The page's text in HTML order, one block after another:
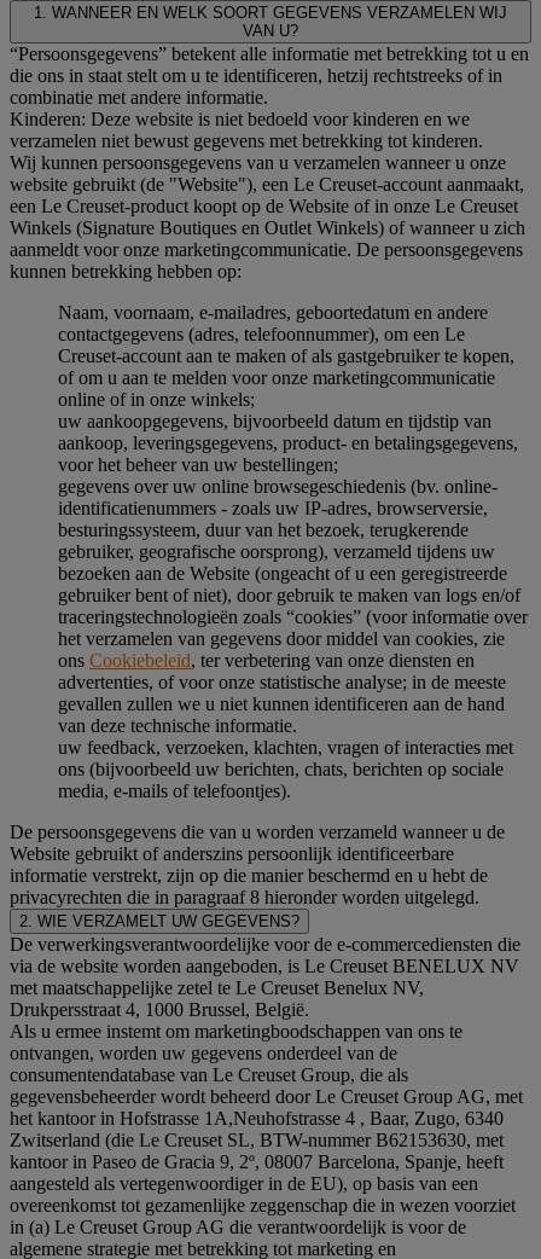
1. WANNEER EN WELK SOORT GEGEVENS VERZAMELEN WIJ
VAN U?
“Persoonsgegevens” betekent alle informatie met betrekking tot u en
die ons in staat stelt om u te identificeren, hetzij rechtstreeks of in
combinatie met andere informatie.
Kinderen: Deze website is niet bedoeld voor kinderen en we
verzamelen niet bewust gegevens met betrekking tot kinderen.
Wij kunnen persoonsgegevens van u verzamelen wanneer u onze
website gebruikt (de "Website"), een Le Creuset-account aanmaakt,
een Le Creuset-product koopt op de Website of in onze Le Creuset
Winkels (Signature Boutiques en Outlet Winkels) of wanneer u zich
aanmeldt voor onze marketingcommunicatie. De persoonsgegevens
kunnen betrekking hebben op:
Naam, voornaam, e-mailadres, geboortedatum en andere
contactgegevens (adres, telefoonnummer), om een Le
Creuset-account aan te maken of als gastgebruiker te kopen,
of om u aan te melden voor onze marketingcommunicatie
online of in onze winkels;
uw aankoopgegevens, bijvoorbeeld datum en tijdstip van
aankoop, leveringsgegevens, product- en betalingsgegevens,
voor het beheer van uw bestellingen;
gegevens over uw online browsegeschiedenis (bv. online-
identificatienummers - zoals uw IP-adres, browserversie,
besturingssysteem, duur van het bezoek, terugkerende
gebruiker, geografische oorsprong), verzameld tijdens uw
bezoeken aan de Website (ongeacht of u een geregistreerde
gebruiker bent of niet), door gebruik te maken van logs en/of
traceringstechnologieën zoals “cookies” (voor informatie over
het verzamelen van gegevens door middel van cookies, zie
ons Cookiebeleid, ter verbetering van onze diensten en
advertenties, of voor onze statistische analyse; in de meeste
gevallen zullen we u niet kunnen identificeren aan de hand
van deze technische informatie.
uw feedback, verzoeken, klachten, vragen of interacties met
ons (bijvoorbeeld uw berichten, chats, berichten op sociale
media, e-mails of telefoontjes).
De persoonsgegevens die van u worden verzameld wanneer u de
Website gebruikt of anderszins persoonlijk identificeerbare
informatie verstrekt, zijn op die manier beschermd en u hebt de
privacyrechten die in paragraaf 8 hieronder worden uitgelegd.
2. WIE VERZAMELT UW GEGEVENS?
De verwerkingsverantwoordelijke voor de e-commercediensten die
via de website worden aangeboden, is Le Creuset BENELUX NV
met maatschappelijke zetel te Le Creuset Benelux NV,
Drukpersstraat 4, 1000 Brussel, België.
Als u ermee instemt om marketingboodschappen van ons te
ontvangen, worden uw gegevens onderdeel van de
consumentendatabase van Le Creuset Group, die als
gegevensbeheerder wordt beheerd door Le Creuset Group AG, met
het kantoor in Hofstrasse 1A,Neuhofstrasse 4 , Baar, Zugo, 6340
Zwitserland (die Le Creuset SL, BTW-nummer B62153630, met
kantoor in Paseo de Gracia 9, 2º, 08007 Barcelona, Spanje, heeft
aangesteld als vertegenwoordiger in de EU), op basis van een
overeenkomst tot gezamenlijke zeggenschap die in wezen voorziet
in (a) Le Creuset Group AG die verantwoordelijk is voor de
algemene strategie met betrekking tot marketing en